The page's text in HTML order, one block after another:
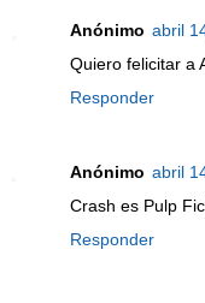
Anónimo abril
Quiero felicitar a
Responder
Anónimo abril
Crash es Pulp
Responder